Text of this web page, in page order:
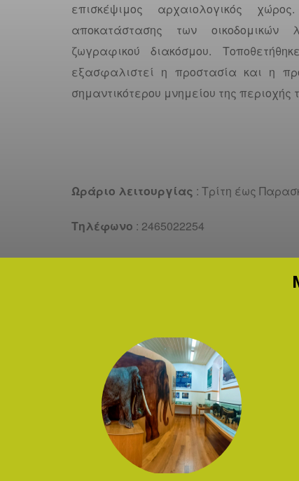
επισκέψιμος αρχαιολογικός
αποκατάστασης των οικοδομικών
ζωγραφικού διακόσμου.
εξασφαλιστεί η προστασία και η
σημαντικότερου μνημείου της περιοχής
Ωράριο λειτουργίας : Τρίτη έως
Τηλέφωνο : 2465022254